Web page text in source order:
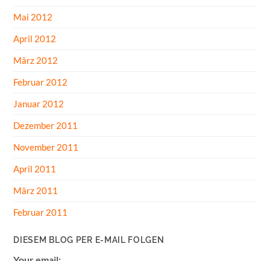
Mai 2012
April 2012
März 2012
Februar 2012
Januar 2012
Dezember 2011
November 2011
April 2011
März 2011
Februar 2011
DIESEM BLOG PER E-MAIL FOLGEN